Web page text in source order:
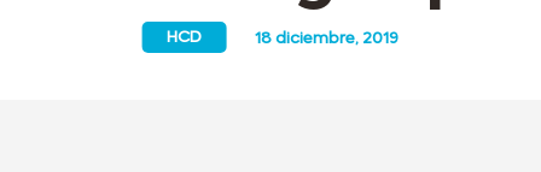
HCD 18 diciembre, 2019